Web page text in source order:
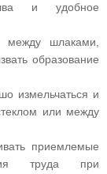
и удобное
между шлаками,
образование
измельчаться и
или между
приемлемые
труда при